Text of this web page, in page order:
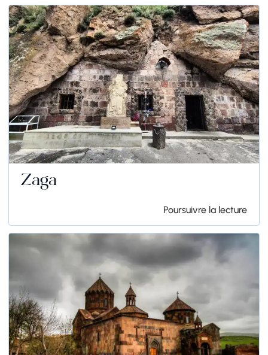
Zaga
Poursuivre la lecture